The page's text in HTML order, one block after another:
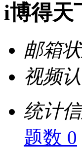
i博得天
邮箱
视频
统计
题数 0